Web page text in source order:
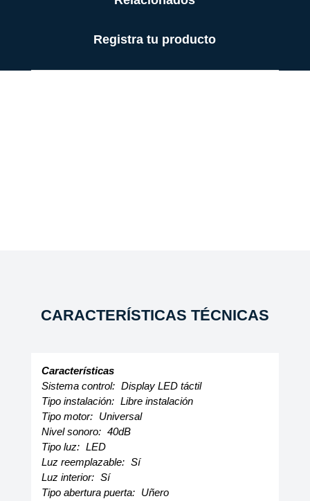
Registra tu producto
CARACTERÍSTICAS TÉCNICAS
Características
Sistema control: Display LED táctil
Tipo instalación: Libre instalación
Tipo motor: Universal
Nivel sonoro: 40dB
Tipo luz: LED
Luz reemplazable: Sí
Luz interior: Sí
Tipo abertura puerta: Uñero